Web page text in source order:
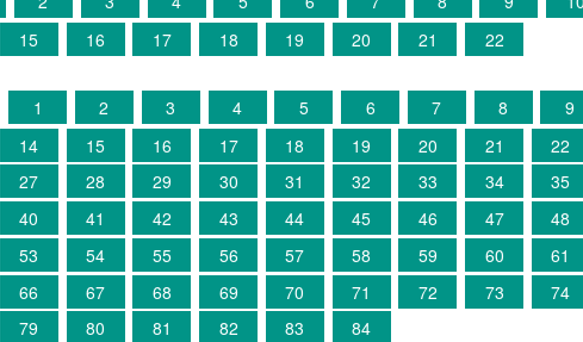
15 16 17 18 19 20 21 22
1 2 3 4 5 6 7 8 9
14 15 16 17 18 19 20 21 22
27 28 29 30 31 32 33 34 35
40 41 42 43 44 45 46 47 48
53 54 55 56 57 58 59 60 61
66 67 68 69 70 71 72 73 74
79 80 81 82 83 84